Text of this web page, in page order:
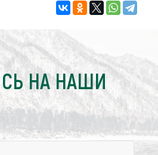
НА НАШИ